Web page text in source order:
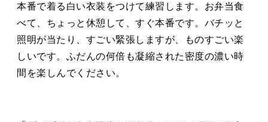
本番で着る白い衣装をつけて練習します。お弁当食
べて、ちょっと休憩して、すぐ本番です。バチッと
照明が当たり、すごい緊張しますが、ものすごい楽
しいです。ふだんの何倍も凝縮された密度の濃い時
間を楽しんでください。